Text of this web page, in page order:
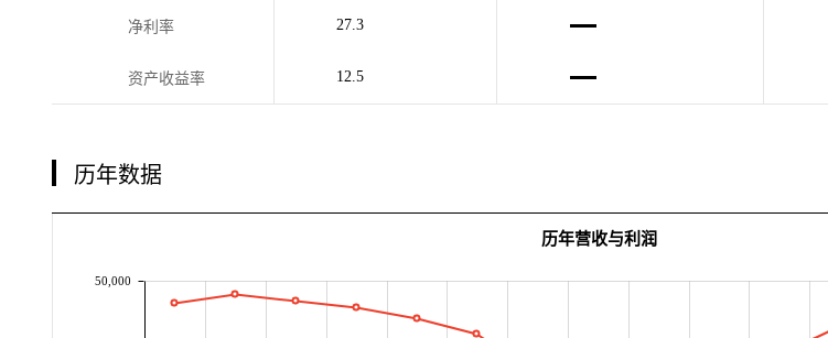
净利率 27.3
资产收益率 12.5
历年数据
50,000
历年营收与利润